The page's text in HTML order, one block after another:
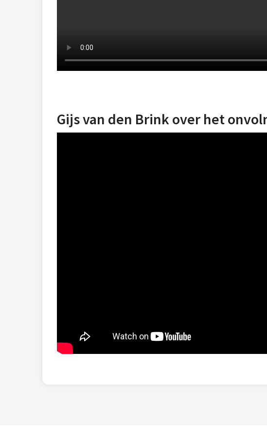
Gijs van den Brink over het